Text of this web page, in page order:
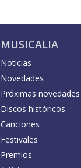
MUSICALIA
Noticias
Novedades
Próximas novedades
Discos históricos
Canciones
Festivales
Premios